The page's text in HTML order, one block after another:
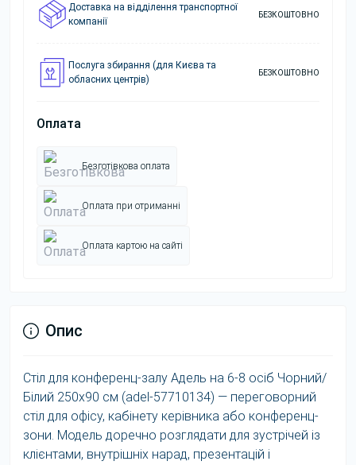
Доставка на відділення транспортної
компанії
БЕЗКОШТОВНО
Послуга збирання (для Києва та
обласних центрів)
БЕЗКОШТОВНО
Оплата
Безготівкова оплата
Оплата при отриманні
Оплата картою на сайті
Опис
Стіл для конференц-залу Адель на 6-8 осіб Чорний/
Білий 250x90 см (adel-57710134) — переговорний
стіл для офісу, кабінету керівника або конференц-
зони. Модель доречно розглядати для зустрічей із
клієнтами, внутрішніх нарад, презентацій і